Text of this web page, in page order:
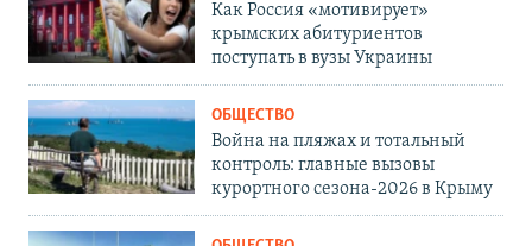
Как Россия «мотивирует»
крымских абитуриентов
поступать в вузы Украины
ОБЩЕСТВО
Война на пляжах и тотальный
контроль: главные вызовы
курортного сезона-2026 в Крыму